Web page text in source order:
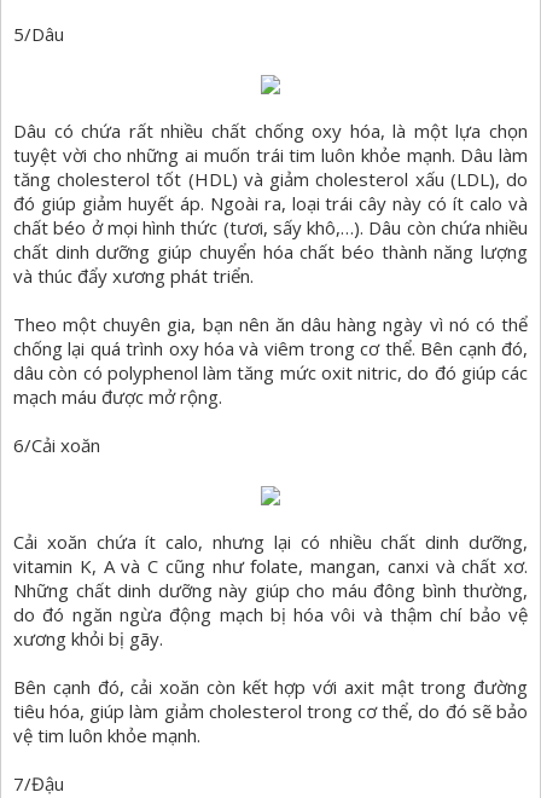
5/Dâu
Dâu có chứa rất nhiều chất chống oxy hóa, là một lựa chọn
tuyệt vời cho những ai muốn trái tim luôn khỏe mạnh. Dâu làm
tăng cholesterol tốt (HDL) và giảm cholesterol xấu (LDL), do
đó giúp giảm huyết áp. Ngoài ra, loại trái cây này có ít calo và
chất béo ở mọi hình thức (tươi, sấy khô,…). Dâu còn chứa nhiều
chất dinh dưỡng giúp chuyển hóa chất béo thành năng lượng
và thúc đẩy xương phát triển.
Theo một chuyên gia, bạn nên ăn dâu hàng ngày vì nó có thể
chống lại quá trình oxy hóa và viêm trong cơ thể. Bên cạnh đó,
dâu còn có polyphenol làm tăng mức oxit nitric, do đó giúp các
mạch máu được mở rộng.
6/Cải xoăn
Cải xoăn chứa ít calo, nhưng lại có nhiều chất dinh dưỡng,
vitamin K, A và C cũng như folate, mangan, canxi và chất xơ.
Những chất dinh dưỡng này giúp cho máu đông bình thường,
do đó ngăn ngừa động mạch bị hóa vôi và thậm chí bảo vệ
xương khỏi bị gãy.
Bên cạnh đó, cải xoăn còn kết hợp với axit mật trong đường
tiêu hóa, giúp làm giảm cholesterol trong cơ thể, do đó sẽ bảo
vệ tim luôn khỏe mạnh.
7/Đậu